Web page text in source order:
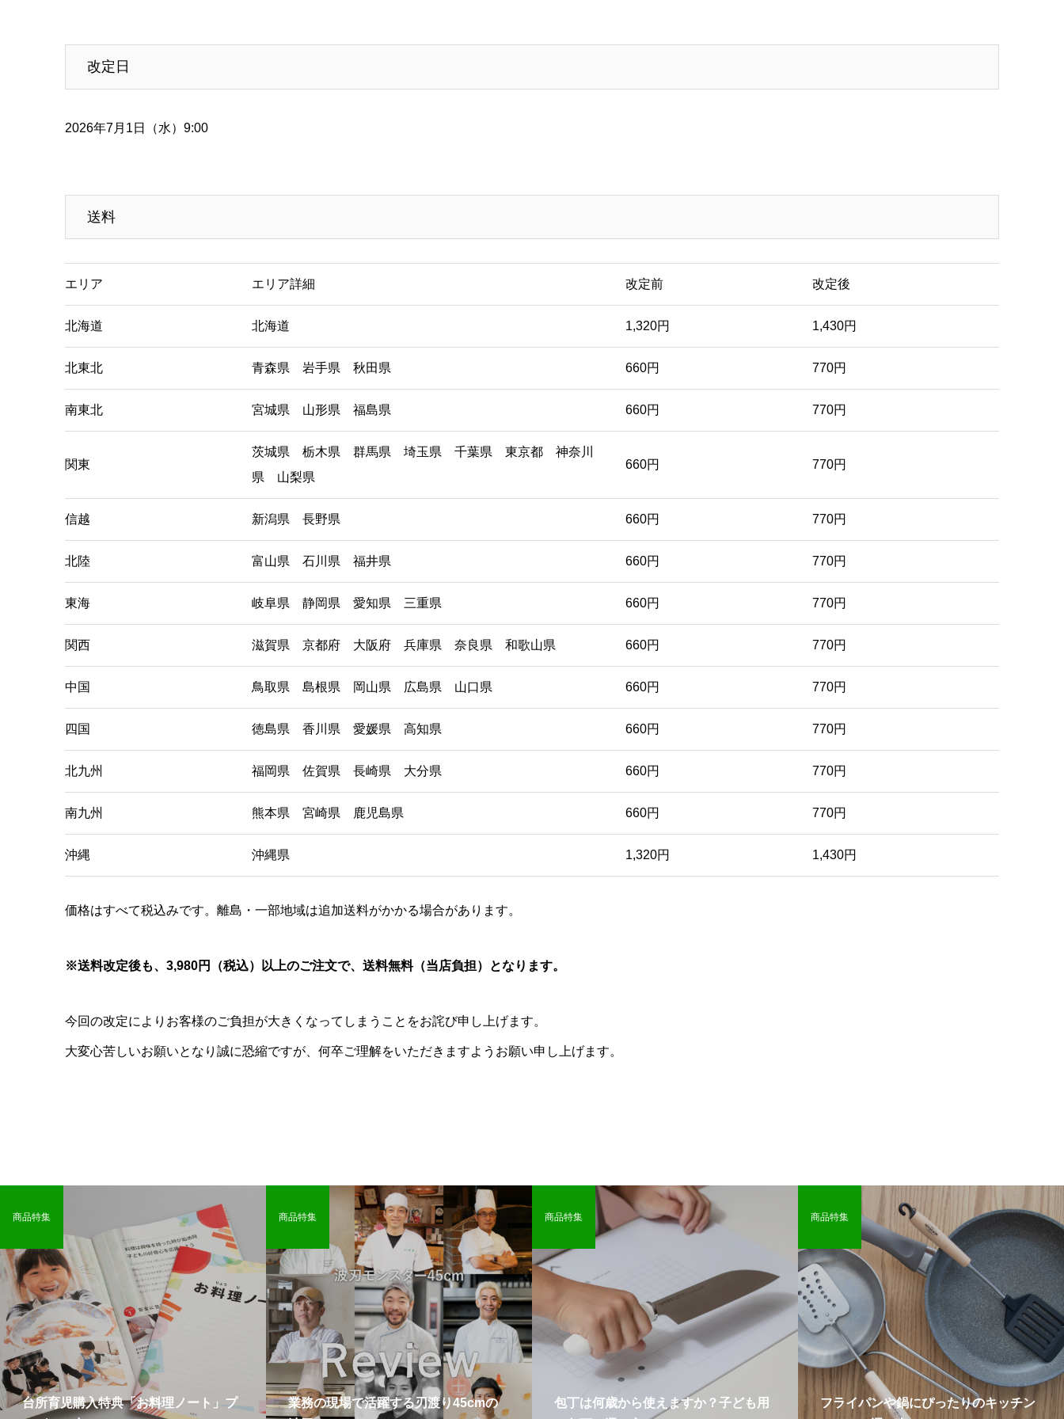
改定日
2026年7月1日（水）9:00
送料
エリア エリア詳細 改定前 改定後
北海道 北海道 1,320円 1,430円
北東北 青森県 岩手県 秋田県 660円 770円
南東北 宮城県 山形県 福島県 660円 770円
関東
茨城県 栃木県 群馬県 埼玉県 千葉県 東京都 神奈川
県 山梨県
660円 770円
信越 新潟県 長野県 660円 770円
北陸 富山県 石川県 福井県 660円 770円
東海 岐阜県 静岡県 愛知県 三重県 660円 770円
関西 滋賀県 京都府 大阪府 兵庫県 奈良県 和歌山県 660円 770円
中国 鳥取県 島根県 岡山県 広島県 山口県 660円 770円
四国 徳島県 香川県 愛媛県 高知県 660円 770円
北九州 福岡県 佐賀県 長崎県 大分県 660円 770円
南九州 熊本県 宮崎県 鹿児島県 660円 770円
沖縄 沖縄県 1,320円 1,430円
価格はすべて税込みです。離島・一部地域は追加送料がかかる場合があります。
※送料改定後も、3,980円（税込）以上のご注文で、送料無料（当店負担）となります。
今回の改定によりお客様のご負担が大きくなってしまうことをお詫び申し上げます。
大変心苦しいお願いとなり誠に恐縮ですが、何卒ご理解をいただきますようお願い申し上げます。
台所育児購入特典「お料理ノート」プ
商品特集
業務の現場で活躍する刃渡り45cmの
商品特集
包丁は何歳から使えますか？子ども用
商品特集
フライパンや鍋にぴったりのキッチン
商品特集